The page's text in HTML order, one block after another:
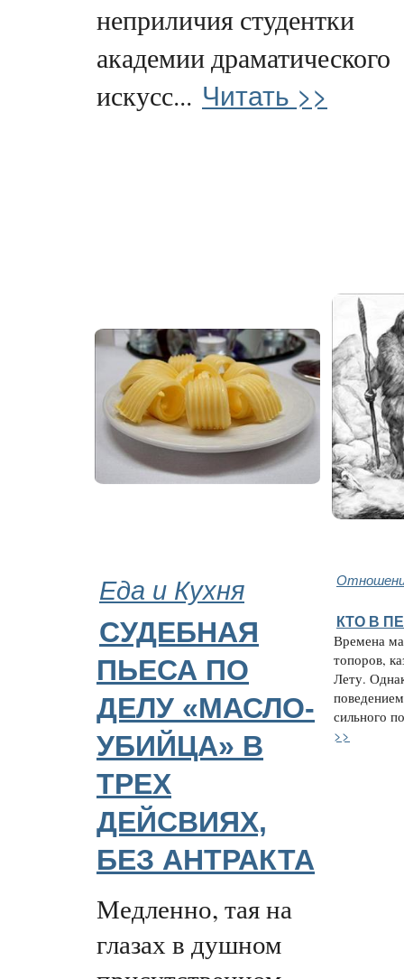
неприличия студентки
академии драматического
искусс... Читать >>
Еда и Кухня
СУДЕБНАЯ
ПЬЕСА ПО
ДЕЛУ «МАСЛО-
УБИЙЦА» В
ТРЕХ
ДЕЙСВИЯХ,
БЕЗ АНТРАКТА
Медленно, тая на
глазах в душном
КТО В
Времена
топоров,
Лету.
сильного
>>